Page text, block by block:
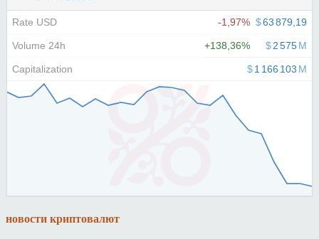
новости криптовалют